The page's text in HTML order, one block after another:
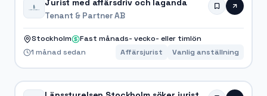
Jurist med affärsdriv och laganda
Tenant & Partner AB
Stockholm
Fast månads- vecko- eller timlön
1 månad sedan
Affärsjurist Vanlig anställning